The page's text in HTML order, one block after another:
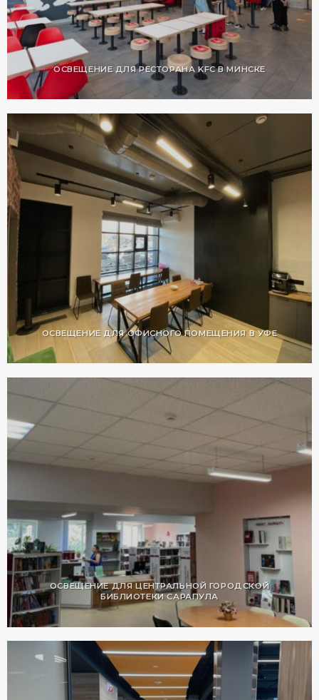
ОСВЕЩЕНИЕ ДЛЯ РЕСТОРАНА KFC В МИНСКЕ
ОСВЕЩЕНИЕ ДЛЯ ОФИСНОГО ПОМЕЩЕНИЯ В УФЕ
ОСВЕЩЕНИЕ ДЛЯ ЦЕНТРАЛЬНОЙ ГОРОДСКОЙ
БИБЛИОТЕКИ САРАПУЛА